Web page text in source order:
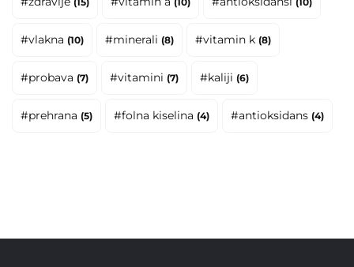
#vlakna (10) #minerali (8) #vitamin k (8)
#probava (7) #vitamini (7) #kaliji (6)
#prehrana (5) #folna kiselina (4) #antioksidans (4)